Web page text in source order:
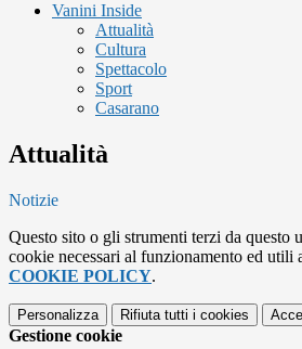
Vanini Inside
Attualità
Cultura
Spettacolo
Sport
Casarano
Attualità
Notizie
Questo sito o gli strumenti terzi da questo
cookie necessari al funzionamento ed utili
COOKIE POLICY.
Personalizza Rifiuta tutti i cookies
Gestione cookie